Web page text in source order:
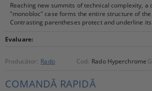
Reaching new summits of technical complexity, a
"monobloc" case forms the entire structure of
Contrasting parentheses protect and underline
Evaluare:
Producător: Rado Cod: Rado Hyperchrome
COMANDĂ RAPIDĂ